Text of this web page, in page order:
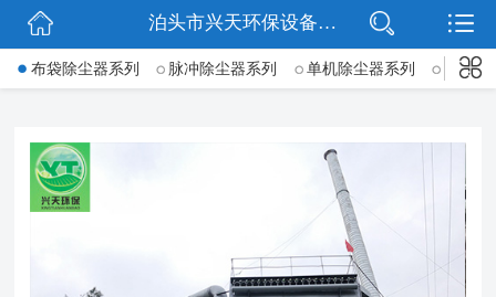
网站首页
新闻动态
产品展示
公司微信
泊头市兴天环保设备有限公司
布袋除尘器系列 脉冲除尘器系列 单机除尘器系列 锅炉